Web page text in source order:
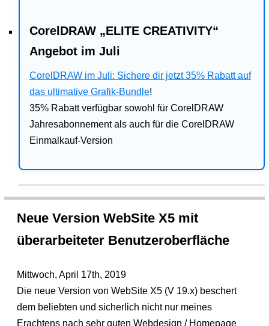
CorelDRAW „ELITE CREATIVITY“
Angebot im Juli
CorelDRAW im Juli: Sichere dir jetzt 35% Rabatt auf
das ultimative Grafik-Bundle!
35% Rabatt verfügbar sowohl für CorelDRAW
Jahresabonnement als auch für die CorelDRAW
Einmalkauf-Version
Neue Version WebSite X5 mit
überarbeiteter Benutzeroberfläche
Mittwoch, April 17th, 2019
Die neue Version von WebSite X5 (V 19.x) beschert
dem beliebten und sicherlich nicht nur meines
Erachtens nach sehr guten Webdesign / Homepage